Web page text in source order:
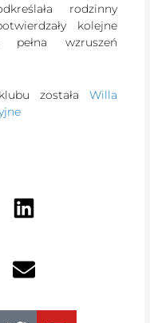
rodzinny
kolejne
wzruszeń
została Willa